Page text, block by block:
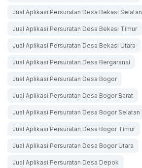
Jual Aplikasi Persuratan Desa Bekasi Selatan
Jual Aplikasi Persuratan Desa Bekasi Timur
Jual Aplikasi Persuratan Desa Bekasi Utara
Jual Aplikasi Persuratan Desa Bergaransi
Jual Aplikasi Persuratan Desa Bogor
Jual Aplikasi Persuratan Desa Bogor Barat
Jual Aplikasi Persuratan Desa Bogor Selatan
Jual Aplikasi Persuratan Desa Bogor Timur
Jual Aplikasi Persuratan Desa Bogor Utara
Jual Aplikasi Persuratan Desa Depok